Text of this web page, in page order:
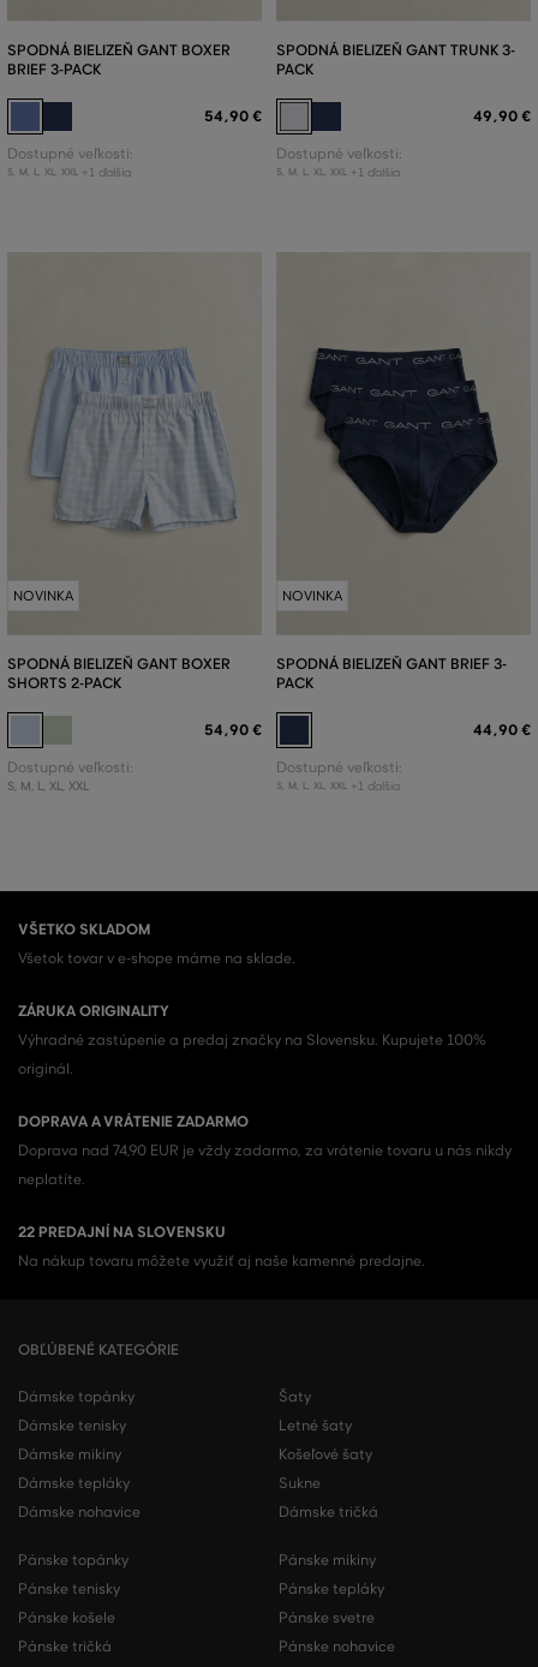
SPODNÁ BIELIZEŇ GANT BOXER
BRIEF 3-PACK
54,90 €
Dostupné veľkosti:
S, M L, XL, XXL +1 ďalšia
SPODNÁ BIELIZEŇ GANT TRUNK 3-
PACK
49,90 €
Dostupné veľkosti:
S, M L, XL, XXL +1 ďalšia
NOVINKA
SPODNÁ BIELIZEŇ GANT BOXER
SHORTS 2-PACK
54,90 €
Dostupné veľkosti:
S, M, L, XL, XXL
NOVINKA
SPODNÁ BIELIZEŇ GANT BRIEF 3-
PACK
44,90 €
Dostupné veľkosti:
S, M L, XL, XXL +1 ďalšia
VŠETKO SKLADOM
Všetok tovar v e-shope máme na sklade.
ZÁRUKA ORIGINALITY
Výhradné zastúpenie a predaj značky na Slovensku. Kupujete 100%
originál.
DOPRAVA A VRÁTENIE ZADARMO
Doprava nad 74,90 EUR je vždy zadarmo, za vrátenie tovaru u nás nikdy
neplatíte.
22 PREDAJNÍ NA SLOVENSKU
Na nákup tovaru môžete využiť aj naše kamenné predajne.
OBĽÚBENÉ KATEGÓRIE
Dámske topánky
Dámske tenisky
Dámske mikiny
Dámske tepláky
Dámske nohavice
Šaty
Letné šaty
Košeľové šaty
Sukne
Dámske tričká
Pánske topánky
Pánske tenisky
Pánske košele
Pánske tričká
Pánske mikiny
Pánske tepláky
Pánske svetre
Pánske nohavice